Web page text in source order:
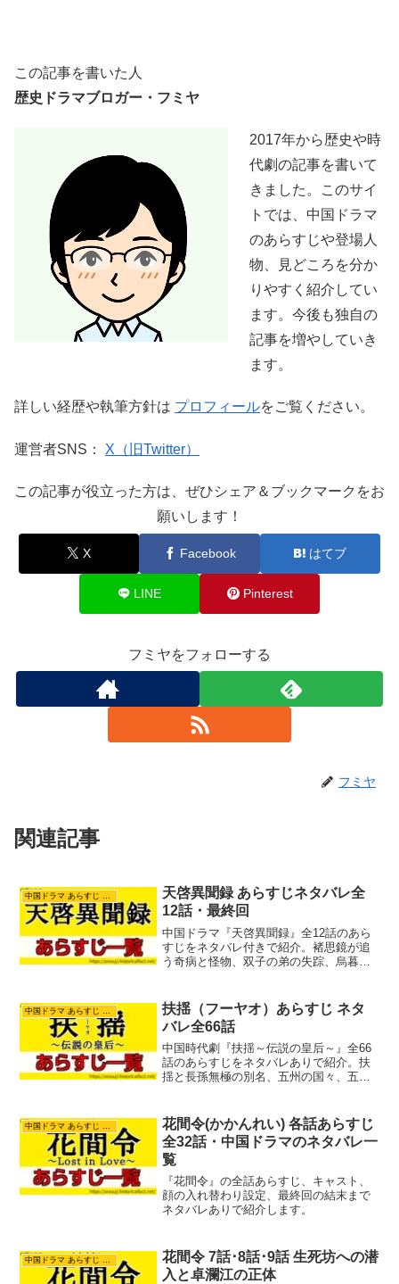
この記事を書いた人
歴史ドラマブロガー・フミヤ
2017年から歴史や時
代劇の記事を書いて
きました。このサイ
トでは、中国ドラマ
のあらすじや登場人
物、見どころを分か
りやすく紹介してい
ます。今後も独自の
記事を増やしていき
ます。
詳しい経歴や執筆方針は プロフィールをご覧ください。
運営者SNS： X（旧Twitter）
この記事が役立った方は、ぜひシェア＆ブックマークをお
願いします！
X Facebook はてブ
LINE Pinterest
フミヤをフォローする
フミヤ
関連記事
天啓異聞録 あらすじネタバレ全
12話・最終回
中国ドラマ『天啓異聞録』全12話のあら
すじをネタバレ付きで紹介。褚思鏡が追
う奇病と怪物、双子の弟の失踪、烏暮島
扶揺（フーヤオ）あらすじ ネタ
バレ全66話
中国時代劇『扶揺～伝説の皇后～』全66
話のあらすじをネタバレありで紹介。扶
揺と長孫無極の別名、五州の国々、五色
中国ドラマ あらすじ ネタバレ
花間令(かかんれい) 各話あらすじ
全32話・中国ドラマのネタバレ一
覧
『花間令』の全話あらすじ、キャスト、
顔の入れ替わり設定、最終回の結末まで
ネタバレありで紹介します。
花間令 7話･8話･9話 生死坊への潜
入と卓瀾江の正体